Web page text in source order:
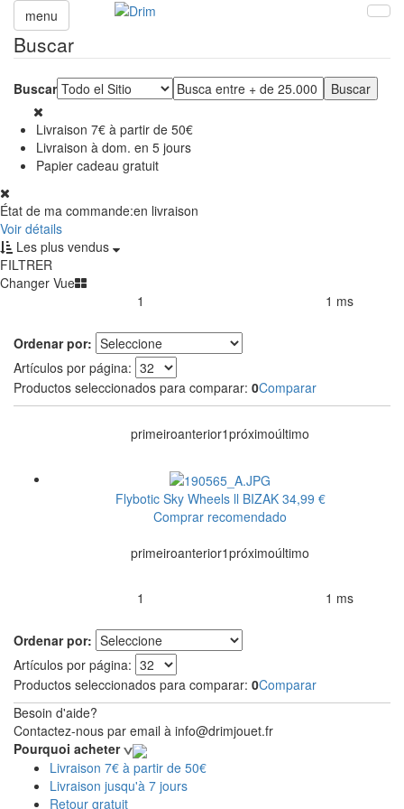
menu
Buscar
Buscar
Livraison 7€ à partir de 50€
Livraison à dom. en 5 jours
Papier cadeau gratuit
État de ma commande:en livraison
Voir détails
Les plus vendus
FILTRER
Changer Vue
1 1 ms
Ordenar por:
Artículos por página:
Productos seleccionados para comparar: 0Comparar
primeiroanterior1próximoúltimo
Flybotic Sky Wheels ll BIZAK 34,99 €
Comprar recomendado
primeiroanterior1próximoúltimo
1 1 ms
Ordenar por:
Artículos por página:
Productos seleccionados para comparar: 0Comparar
Besoin d'aide?
Contactez-nous par email à info@drimjouet.fr
Pourquoi acheter
Livraison 7€ à partir de 50€
Livraison jusqu'à 7 jours
Retour gratuit